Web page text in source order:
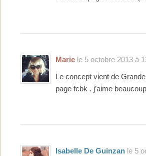
Marie le 5 octobre 2013 à
Le concept vient de
page fcbk . j’aime
Isabelle De Guinzan le 5